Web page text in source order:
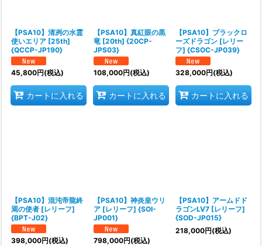
【PSA10】清冽の水霊
使いエリア [25th]
{QCCP-JP190}
45,800円(税込)
カートに入れる
【PSA10】真紅眼の黒
竜 [20th] {20CP-
JPS03}
108,000円(税込)
カートに入れる
【PSA10】ブラックロ
ーズドラゴン [レリー
フ] {CSOC-JP039}
328,000円(税込)
カートに入れる
【PSA10】混沌帝龍終
焉の使者 [レリーフ]
{BPT-J02}
398,000円(税込)
【PSA10】神炎皇ウリ
ア [レリーフ] {SOI-
JP001}
798,000円(税込)
【PSA10】アームドド
ラゴンLV7 [レリーフ]
{SOD-JP015}
218,000円(税込)